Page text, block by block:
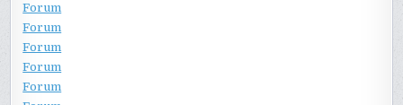
Forum
Forum
Forum
Forum
Forum